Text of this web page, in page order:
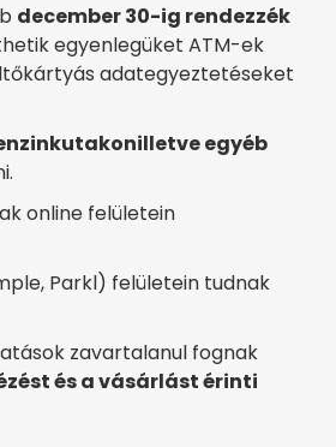
december 30-ig rendezzék
egyenlegüket ATM-ek
adategyeztetéseket
illetve egyéb
online felületein
Parkl) felületein tudnak
zavartalanul fognak
és a vásárlást érinti